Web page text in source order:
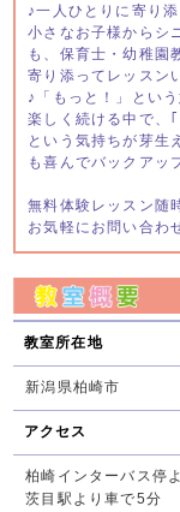
♪一人ひとりに寄り
小さなお子様からシ
も、保育士・幼稚園
寄り添ってレッスン
♪「もっと！」とい
楽しく続ける中で、
という気持ちが芽生
も喜んでバックアッ
無料体験レッスン随
お気軽にお問い合わ
教室所在地
新潟県柏崎市
アクセス
柏崎インターバス停
茨目駅より車で5分